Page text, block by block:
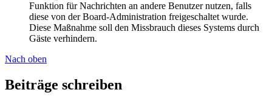
Funktion für Nachrichten an andere Benutzer nutzen, falls
diese von der Board-Administration freigeschaltet wurde.
Diese Maßnahme soll den Missbrauch dieses Systems durch
Gäste verhindern.
Nach oben
Beiträge schreiben